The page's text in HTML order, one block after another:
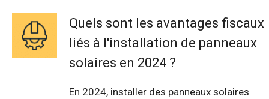
Quels sont les avantages fiscaux
liés à l'installation de panneaux
solaires en 2024 ?
En 2024, installer des panneaux solaires